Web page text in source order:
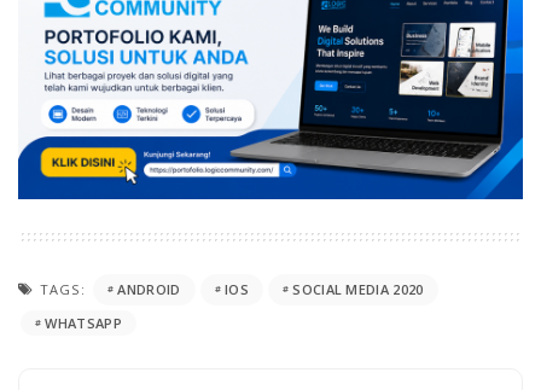
TAGS: ANDROID IOS
SOCIAL MEDIA 2020
WHATSAPP